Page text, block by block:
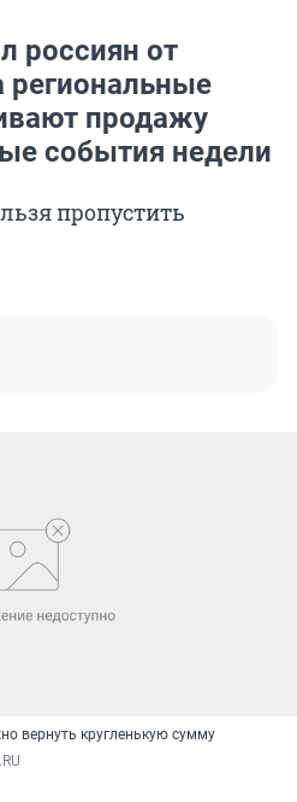
россиян от
региональные
продажу
события недели
пропустить
вернуть кругленькую сумму